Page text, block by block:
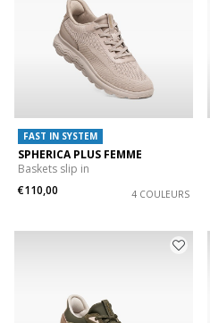
FAST IN SYSTEM
SPHERICA PLUS FEMME
Baskets slip in
€110,00
4 COULEURS